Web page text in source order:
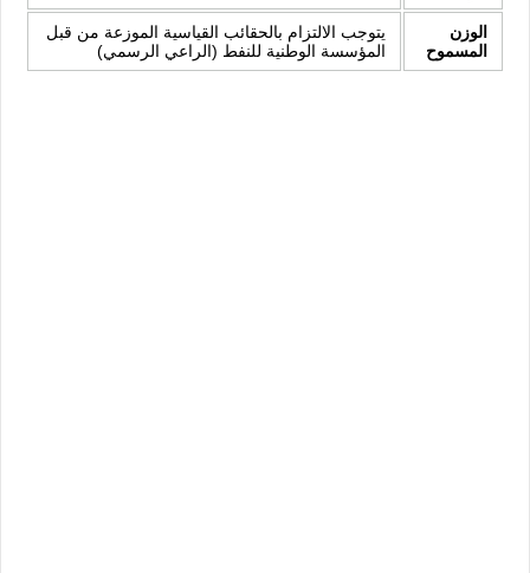
الوزن
المسموح
يتوجب الالتزام بالحقائب القياسية الموزعة من قبل
المؤسسة الوطنية للنفط (الراعي الرسمي)